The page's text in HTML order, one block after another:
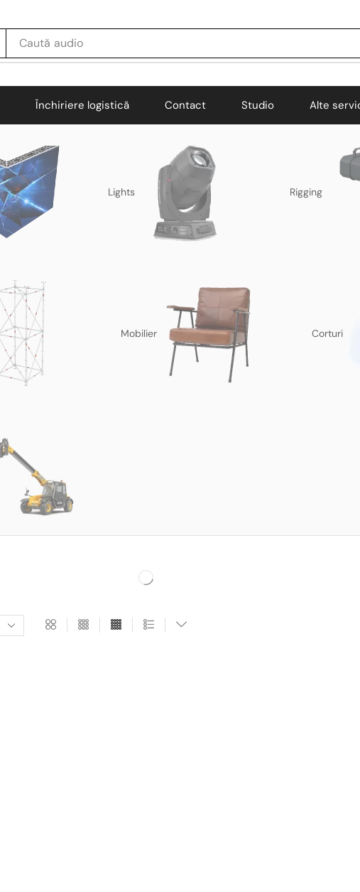
Caută audio
Închiriere logistică Contact Studio Alte
Lights Rigging
Mobilier Corturi